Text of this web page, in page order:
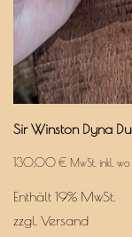
Sir Winston Dyna
130,00 € MwSt. inkl.
Enthält 19% MwSt.
zzgl. Versand